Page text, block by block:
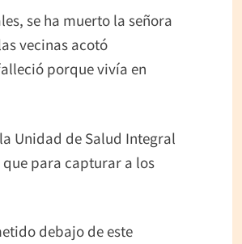
se ha muerto la señora
vecinas acotó
porque vivía en
Unidad de Salud Integral
que para capturar a los
debajo de este